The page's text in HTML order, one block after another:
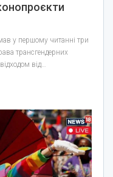
у першому читанні три
трансгендерних
від…